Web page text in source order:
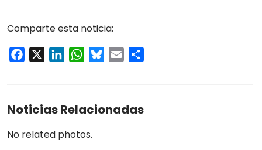
Comparte esta noticia:
Facebook LinkedInWhatsApp
Bluesky
Email
Noticias Relacionadas
No related photos.